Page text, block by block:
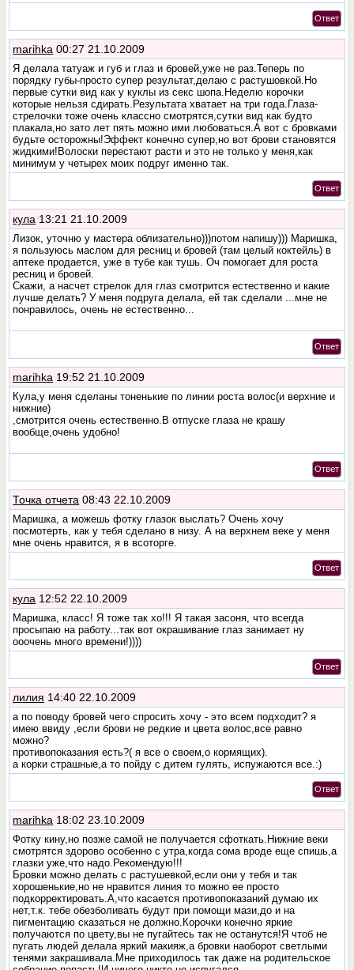
Ответ
marihka 00:27 21.10.2009
Я делала татуаж и губ и глаз и бровей,уже не раз.Теперь по
порядку губы-просто супер результат,делаю с растушовкой.Но
первые сутки вид как у куклы из секс шопа.Неделю корочки
которые нельзя сдирать.Результата хватает на три года.Глаза-
стрелочки тоже очень классно смотрятся,сутки вид как будто
плакала,но зато лет пять можно ими любоваться.А вот с бровками
будьте осторожны!Эффект конечно супер,но вот брови становятся
жидкими!Волоски перестают расти и это не только у меня,как
минимум у четырех моих подруг именно так.
Ответ
кула 13:21 21.10.2009
Лизок, уточню у мастера облизательно)))потом напишу))) Маришка,
я пользуюсь маслом для ресниц и бровей (там целый коктейль) в
аптеке продается, уже в тубе как тушь. Оч помогает для роста
ресниц и бровей.
Скажи, а насчет стрелок для глаз смотрится естественно и какие
лучше делать? У меня подруга делала, ей так сделали ...мне не
понравилось, очень не естественно...
Ответ
marihka 19:52 21.10.2009
Кула,у меня сделаны тоненькие по линии роста волос(и верхние и
нижние)
,смотрится очень естественно.В отпуске глаза не крашу
вообще,очень удобно!
Ответ
Точка отчета 08:43 22.10.2009
Маришка, а можешь фотку глазок выслать? Очень хочу
посмотерть, как у тебя сделано в низу. А на верхнем веке у меня
мне очень нравится, я в всоторге.
Ответ
кула 12:52 22.10.2009
Маришка, класс! Я тоже так хо!!! Я такая засоня, что всегда
просыпаю на работу...так вот окрашивание глаз занимает ну
ооочень много времени!))))
Ответ
лилия 14:40 22.10.2009
а по поводу бровей чего спросить хочу - это всем подходит? я
имею ввиду ,если брови не редкие и цвета волос,все равно
можно?
противопоказания есть?( я все о своем,о кормящих).
а корки страшные,а то пойду с дитем гулять, испужаются все.:)
Ответ
marihka 18:02 23.10.2009
Фотку кину,но позже самой не получается сфоткать.Нижние веки
смотрятся здорово особенно с утра,когда сома вроде еще спишь,а
глазки уже,что надо.Рекомендую!!!
Бровки можно делать с растушевкой,если они у тебя и так
хорошенькие,но не нравится линия то можно ее просто
подкорректировать.А,что касается противопоказаний думаю их
нет,т.к. тебе обезболивать будут при помощи мази,до и на
пигментацию сказаться не должно.Корочки конечно яркие
получаются по цвету,вы не пугайтесь так не останутся!Я чтоб не
пугать людей делала яркий макияж,а бровки наоборот светлыми
тенями закрашивала.Мне приходилось так даже на родительское